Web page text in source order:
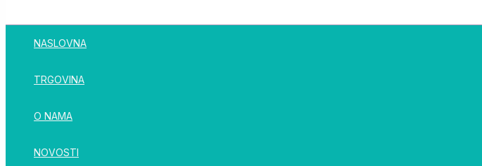
NASLOVNA
TRGOVINA
O NAMA
NOVOSTI